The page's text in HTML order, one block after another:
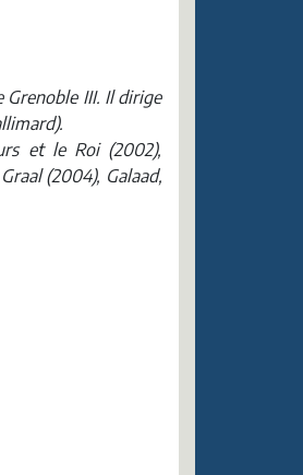
III. Il dirige
et le Roi (2002),
(2004), Galaad,